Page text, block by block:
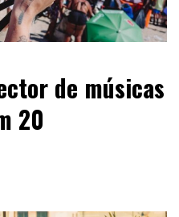
de músicas
20